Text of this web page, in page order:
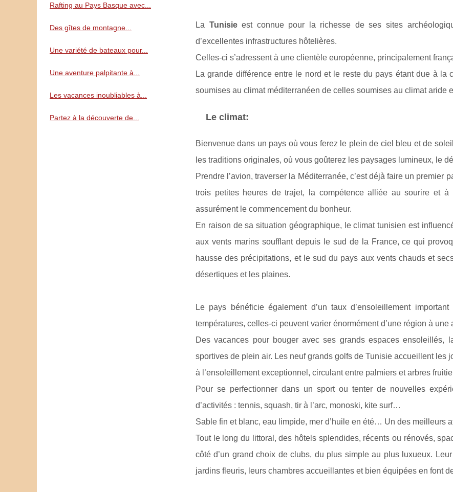
La Tunisieest connue pour la richesse de ses sites
d’excellentes infrastructures hôtelières.
Celles-ci s’adressent à une clientèle européenne, principalement
La grande différence entre le nord et le reste du pays étant due à
soumises au climat méditerranéen de celles soumises au climat aride
Le climat:
Bienvenue dans un pays où vous ferez le plein de ciel bleu et de
les traditions originales, où vous goûterez les paysages lumineux, le
Prendre l’avion, traverser la Méditerranée, c’est déjà faire un premier
trois petites heures de trajet, la compétence alliée au sourire et
assurément le commencement du bonheur.
En raison de sa situation géographique, le climat tunisien est
aux vents marins soufflant depuis le sud de la France, ce qui
hausse des précipitations, et le sud du pays aux vents chauds et
désertiques et les plaines.
Le pays bénéficie également d’un taux d’ensoleillement
températures, celles-ci peuvent varier énormément d’une région à une
Des vacances pour bouger avec ses grands espaces
sportives de plein air. Les neuf grands golfs de Tunisie accueillent les
à l’ensoleillement exceptionnel, circulant entre palmiers et arbres
Pour se perfectionner dans un sport ou tenter de nouvelles
d’activités : tennis, squash, tir à l’arc, monoski, kite surf…
Sable fin et blanc, eau limpide, mer d’huile en été… Un des meilleurs
Tout le long du littoral, des hôtels splendides, récents ou rénovés,
côté d’un grand choix de clubs, du plus simple au plus luxueux.
jardins fleuris, leurs chambres accueillantes et bien équipées en font
Rafting au Pays Basque avec...
Des gîtes de montagne...
Une variété de bateaux pour...
Une aventure palpitante à...
Les vacances inoubliables à...
Partez à la découverte de...